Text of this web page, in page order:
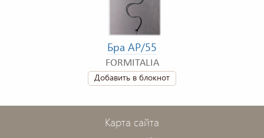
Бра AP/55
FORMITALIA
Добавить в блокнот
Карта сайта